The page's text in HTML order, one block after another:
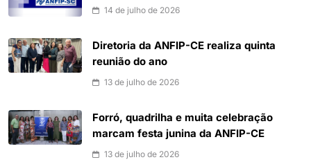
14 de julho de 2026
Diretoria da ANFIP-CE realiza quinta
reunião do ano
13 de julho de 2026
Forró, quadrilha e muita celebração
marcam festa junina da ANFIP-CE
13 de julho de 2026